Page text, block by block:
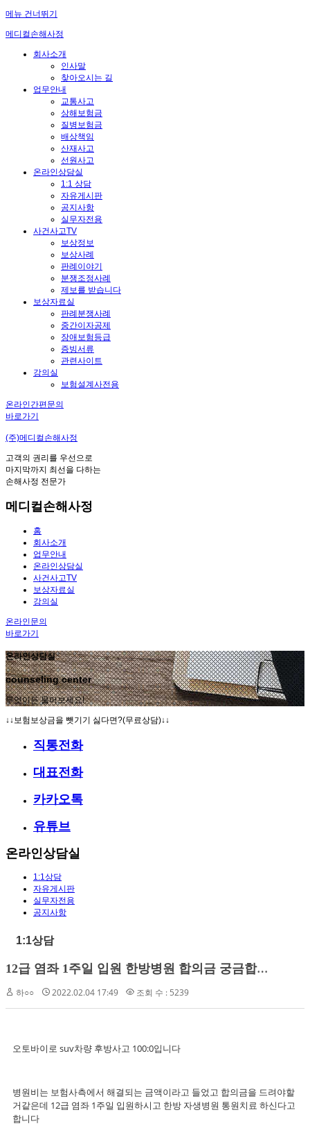
메뉴 건너뛰기
메디컬손해사정
회사소개
인사말
찾아오시는 길
업무안내
교통사고
상해보험금
질병보험금
배상책임
산재사고
선원사고
온라인상담실
1:1 상담
자유게시판
공지사항
실무자전용
사건사고TV
보상정보
보상사례
판례이야기
분쟁조정사례
제보를 받습니다
보상자료실
판례분쟁사례
중간이자공제
장애보험등급
증빙서류
관련사이트
강의실
보험설계사전용
온라인간편문의
바로가기
(주)메디컬손해사정
고객의 권리를 우선으로
마지막까지 최선을 다하는
손해사정 전문가
메디컬손해사정
홈
회사소개
업무안내
온라인상담실
사건사고TV
보상자료실
강의실
온라인문의
바로가기
온라인상담실
counseling center
무엇이든 물어보세요!
↓↓보험보상금을 뺏기기 싫다면?(무료상담)↓↓
직통전화
대표전화
카카오톡
유튜브
온라인상담실
1:1상담
자유게시판
실무자전용
공지사항
1:1상담
1
2급 염좌 1주일 입원 한방병원 합의금 궁금합니다
하○○ 2022.02.04 17:49 조회 수 : 5239
오토바이로 suv차량 후방사고 100:0입니다
병원비는 보험사측에서 해결되는 금액이라고 들었고 합의금을 드려야할
거같은데 12급 염좌 1주일 입원하시고 한방 자생병원 통원치료 하신다고
합니다